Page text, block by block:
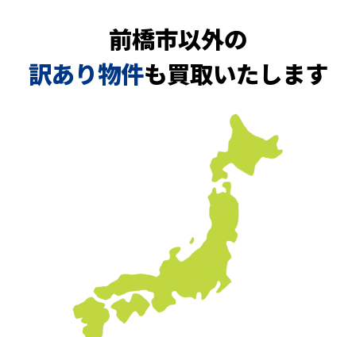
前橋市以外の
訳あり物件も買取いたします